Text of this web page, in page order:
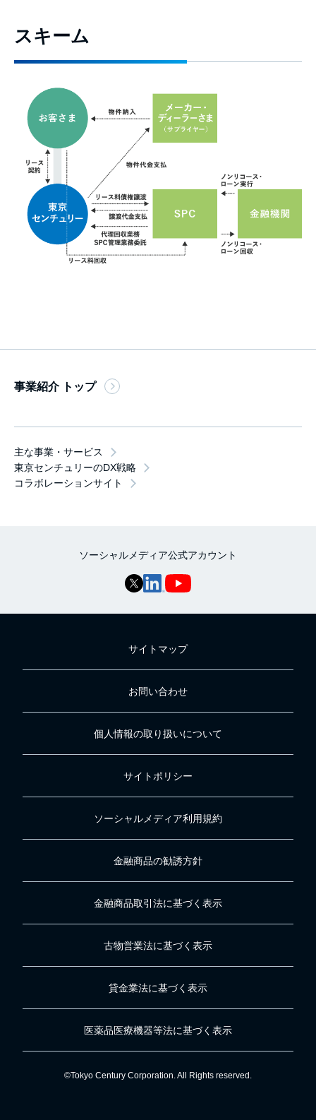
スキーム
事業紹介 トップ
主な事業・サービス
東京センチュリーのDX戦略
コラボレーションサイト
ソーシャルメディア公式アカウント
サイトマップ
お問い合わせ
個人情報の取り扱いについて
サイトポリシー
ソーシャルメディア利用規約
金融商品の勧誘方針
金融商品取引法に基づく表示
古物営業法に基づく表示
貸金業法に基づく表示
医薬品医療機器等法に基づく表示
©Tokyo Century Corporation. All Rights reserved.